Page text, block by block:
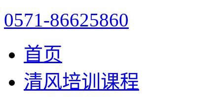
0571-86625860
首页
清风培训课程